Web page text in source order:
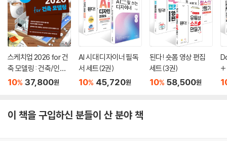
Chapter 02. Stroke
1. Stroke 종류
2. Stroke 메뉴
1) Modifiers
2) Sculptris Pro Mode
3) Lazy Mouse
4) Curve
2. ZBrush에서 Alpha 이미지 제작하기
스케치업 2026 for 건
축 모델링 : 건축/인테
리어 현장에서 사용되
10% 37,800원
AI 시대 디자이너 필독
서 세트(2권)
10% 45,720원
된다! 숏폼 영상 편집
세트(3권)
10% 58,500원
+
이 책을 구입하신 분들이 산 분야 책